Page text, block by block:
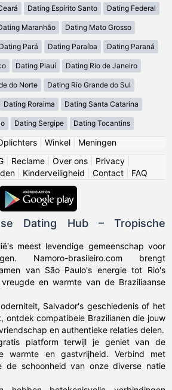
Dating Espírito Santo Dating Federal
Maranhão Dating Mato Grosso
Dating Pará Dating Paraíba Dating Paraná
Dating Piauí Dating Rio de Janeiro
do Norte Dating Rio Grande do Sul
Dating Roraima Dating Santa Catarina
Dating Sergipe Dating Tocantins
| Winkel| Meningen
Reclame Over ons Privacy
Kinderveiligheid Contact FAQ
Dating Hub – Tropische
meest levendige gemeenschap voor
Namoro-brasileiro.com brengt
van São Paulo's energie tot Rio's
en warmte van de Braziliaanse
Salvador's geschiedenis of het
ontdek compatibele Brazilianen die jouw
en authentieke relaties delen.
platform terwijl je geniet van de
warmte en gastvrijheid. Verbind met
de schoonheid van onze diverse natie